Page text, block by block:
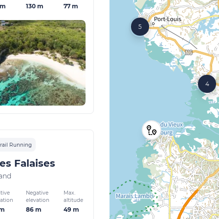
130 m 77 m
Running
Falaises
Negative
elevation
86 m
Max.
altitude
49 m
5
4